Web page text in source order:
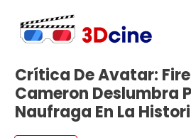
Crítica De Avatar:
Cameron Deslumbra
Naufraga En La